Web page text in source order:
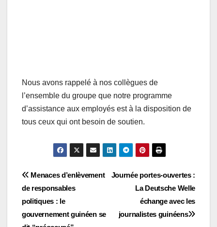
Nous avons rappelé à nos collègues de
l’ensemble du groupe que notre programme
d’assistance aux employés est à la disposition de
tous ceux qui ont besoin de soutien.
Navigation
de
l’article
Journée portes-ouvertes :
La Deutsche Welle
échange avec les
journalistes guinéens
Menaces d’enlèvement
de responsables
politiques : le
gouvernement guinéen se